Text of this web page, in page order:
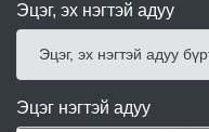
Эцэг, эх нэгтэй адуу
Эцэг, эх нэгтэй адуу
Эцэг нэгтэй адуу